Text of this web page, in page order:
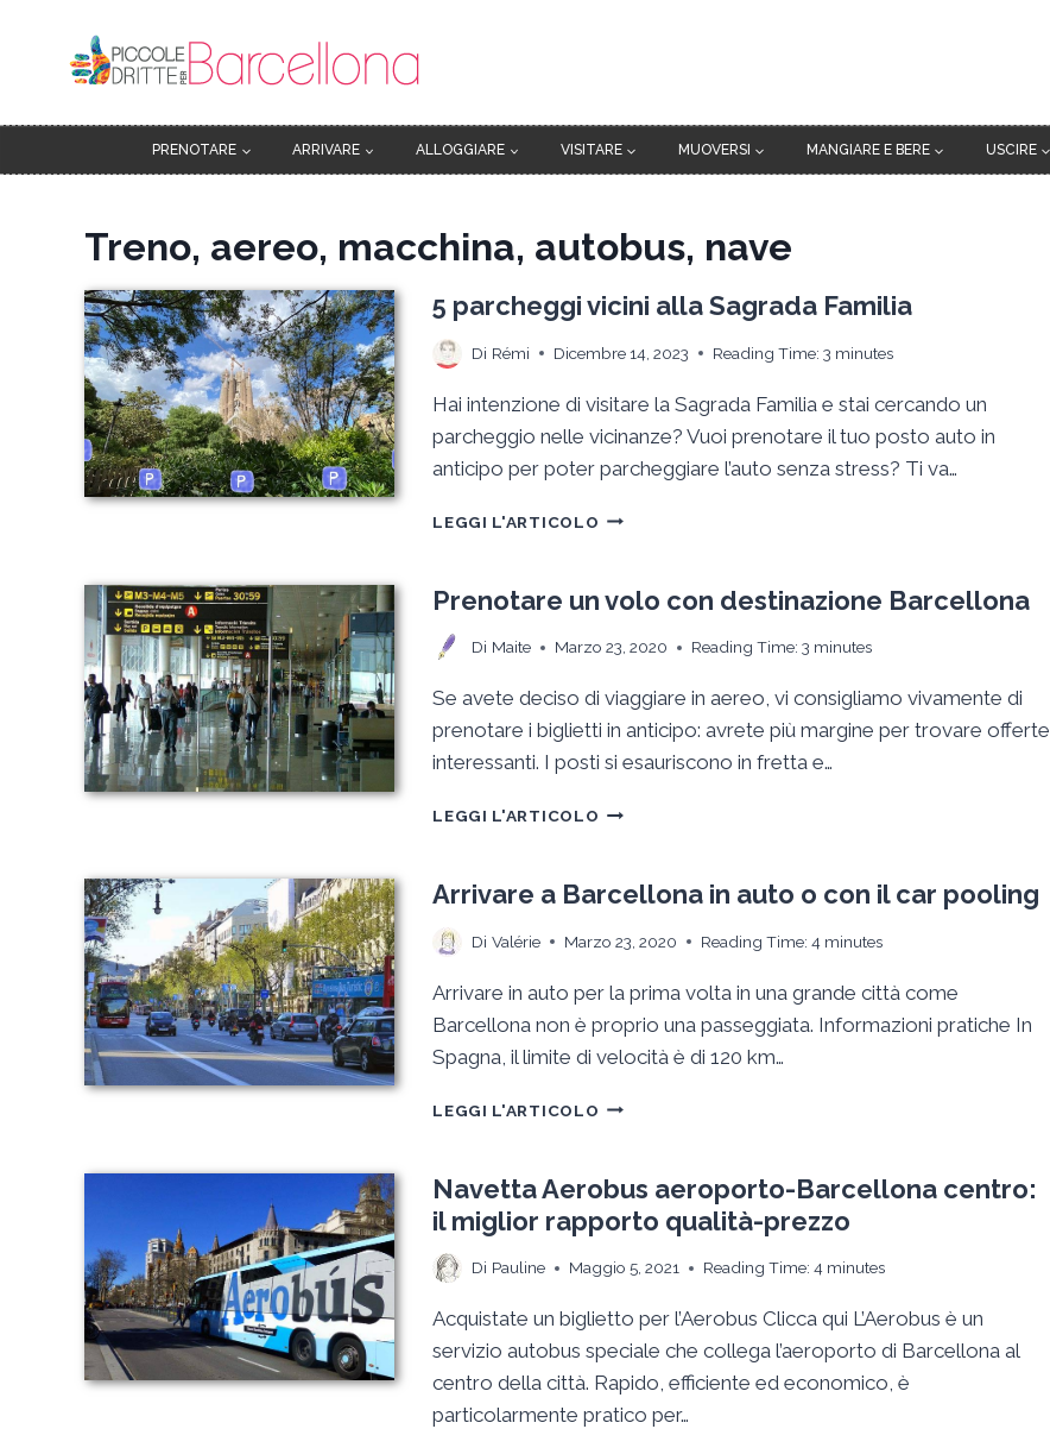
contenuto
PRENOTARE ARRIVARE ALLOGGIARE VISITARE MUOVERSI MANGIARE E BERE USCIRE
Treno, aereo, macchina, autobus, nave
5 parcheggi vicini alla Sagrada Familia
Di Rémi Dicembre 14, 2023 Reading Time: 3 minutes
Hai intenzione di visitare la Sagrada Familia e stai cercando un
parcheggio nelle vicinanze? Vuoi prenotare il tuo posto auto in
anticipo per poter parcheggiare l’auto senza stress? Ti va…
LEGGI L'ARTICOLO
ALLA
SAGRADA
FAMILIA
Prenotare un volo con destinazione Barcellona
Di Maite Marzo 23, 2020 Reading Time: 3 minutes
Se avete deciso di viaggiare in aereo, vi consigliamo vivamente di
prenotare i biglietti in anticipo: avrete più margine per trovare offerte
interessanti. I posti si esauriscono in fretta e…
LEGGI L'ARTICOLO PRENOTARE
DESTINAZIONE
BARCELLONA
Arrivare a Barcellona in auto o con il car pooling
Di Valérie Marzo 23, 2020 Reading Time: 4 minutes
Arrivare in auto per la prima volta in una grande città come
Barcellona non è proprio una passeggiata. Informazioni pratiche In
Spagna, il limite di velocità è di 120 km…
LEGGI L'ARTICOLO ARRIVARE
IN
AUTO
O
IL
POOLING
Navetta Aerobus aeroporto-Barcellona centro:
il miglior rapporto qualità-prezzo
Di Pauline Maggio 5, 2021 Reading Time: 4 minutes
Acquistate un biglietto per l’Aerobus Clicca qui L’Aerobus è un
servizio autobus speciale che collega l’aeroporto di Barcellona al
centro della città. Rapido, efficiente ed economico, è
particolarmente pratico per…